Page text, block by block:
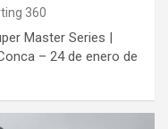
360
Master Series |
– 24 de enero de